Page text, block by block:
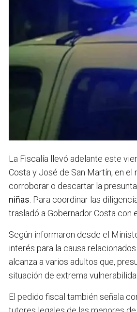
La Fiscalía llevó adelante este
Costa y José de San Martín, en
corroborar o descartar la
niñas. Para coordinar las
trasladó a Gobernador Costa con
Según informaron desde el
interés para la causa
alcanza a varios adultos que,
situación de extrema
El pedido fiscal también señala